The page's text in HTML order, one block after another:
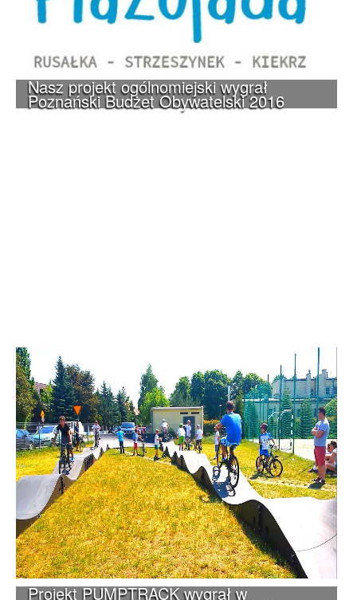
Nasz projekt ogólnomiejski wygrał
Poznański Budżet Obywatelski 2016
Projekt PUMPTRACK wygrał w